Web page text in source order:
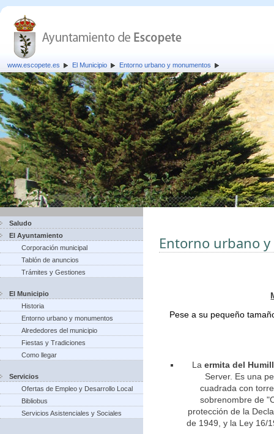
www.escopete.es El Municipio Entorno urbano y monumentos
Saludo
El Ayuntamiento
Corporación municipal
Tablón de anuncios
Trámites y Gestiones
El Municipio
Historia
Entorno urbano y monumentos
Alrededores del municipio
Fiestas y Tradiciones
Como llegar
Servicios
Ofertas de Empleo y Desarrollo Local
Bibliobus
Servicios Asistenciales y Sociales
Entorno urbano
Pese a su pequeño
La ermita del
Server. Es una
cuadrada con
sobrenombre de
protección de la
de 1949, y la Ley 16/